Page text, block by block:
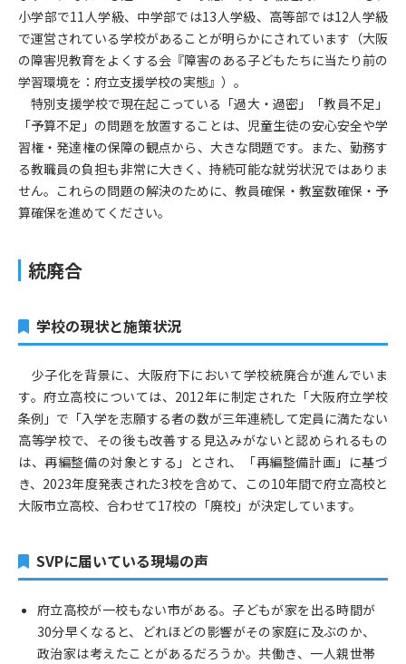
小学部で11人学級、中学部では13人学級、高等部では12人学級
で運営されている学校があることが明らかにされています（大阪
の障害児教育をよくする会『障害のある子どもたちに当たり前の
学習環境を：府立支援学校の実態』）。
特別支援学校で現在起こっている「過大・過密」「教員不足」
「予算不足」の問題を放置することは、児童生徒の安心安全や学
習権・発達権の保障の観点から、大きな問題です。また、勤務す
る教職員の負担も非常に大きく、持続可能な就労状況ではありま
せん。これらの問題の解決のために、教員確保・教室数確保・予
算確保を進めてください。
統廃合
学校の現状と施策状況
少子化を背景に、大阪府下において学校統廃合が進んでいま
す。府立高校については、2012年に制定された「大阪府立学校
条例」で「入学を志願する者の数が三年連続して定員に満たない
高等学校で、その後も改善する見込みがないと認められるもの
は、再編整備の対象とする」とされ、「再編整備計画」に基づ
き、2023年度発表された3校を含めて、この10年間で府立高校と
大阪市立高校、合わせて17校の「廃校」が決定しています。
SVPに届いている現場の声
府立高校が一校もない市がある。子どもが家を出る時間が
30分早くなると、どれほどの影響がその家庭に及ぶのか、
政治家は考えたことがあるだろうか。共働き、一人親世帯